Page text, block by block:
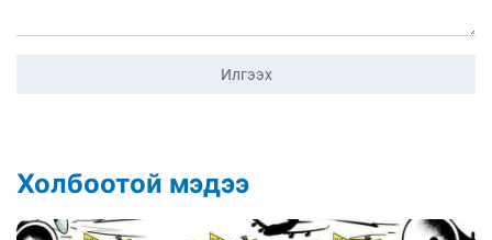
Илгээх
Холбоотой мэдээ